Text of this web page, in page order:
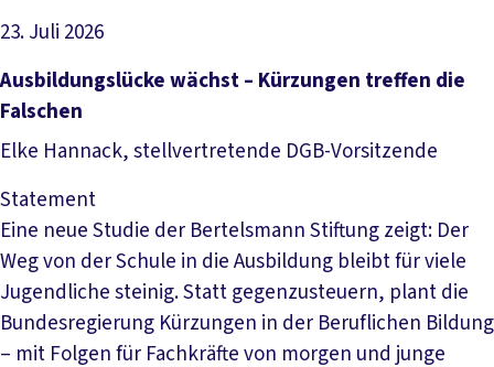
23. Juli 2026
Artikel lesen
Ausbildungslücke wächst – Kürzungen treffen die
Falschen
Elke Hannack, stellvertretende DGB-Vorsitzende
Statement
Eine neue Studie der Bertelsmann Stiftung zeigt: Der
Weg von der Schule in die Ausbildung bleibt für viele
Jugendliche steinig. Statt gegenzusteuern, plant die
Bundesregierung Kürzungen in der Beruflichen Bildung
– mit Folgen für Fachkräfte von morgen und junge